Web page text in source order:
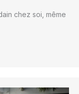
chez soi, même